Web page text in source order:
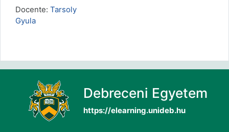
Docente: Tarsoly
Gyula
Debreceni Egyetem
https://elearning.unideb.hu